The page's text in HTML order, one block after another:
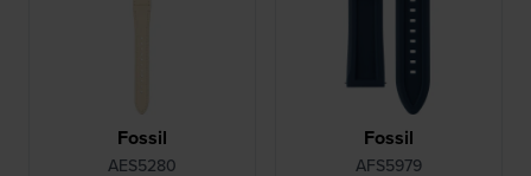
Fossil
AES5280
Fossil
AFS5979